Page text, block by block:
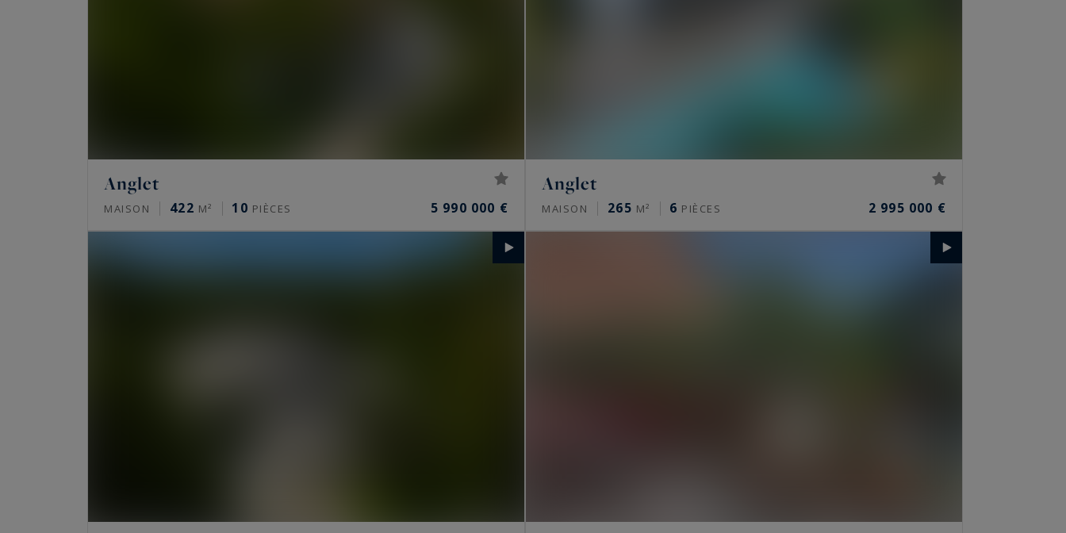
Anglet
MAISON 422 M² 10 PIÈCES 5 990 000 €
Anglet
MAISON 265 M² 6 PIÈCES 2 995 000 €